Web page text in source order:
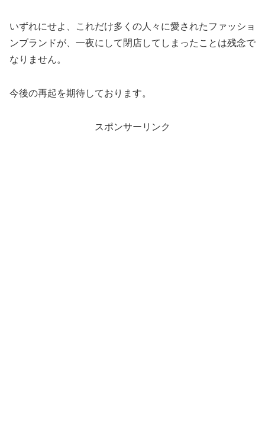
いずれにせよ、これだけ多くの人々に愛されたファッショ
ンブランドが、一夜にして閉店してしまったことは残念で
なりません。
今後の再起を期待しております。
スポンサーリンク